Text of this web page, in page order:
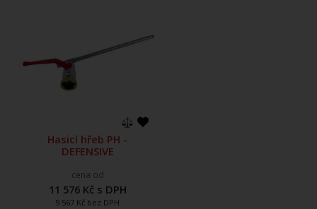
Hasicí hřeb PH -
DEFENSIVE
cena od
11 576 Kč s DPH
9 567 Kč bez DPH